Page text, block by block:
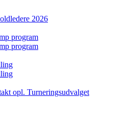
2026
program
program
opl. Turneringsudvalget